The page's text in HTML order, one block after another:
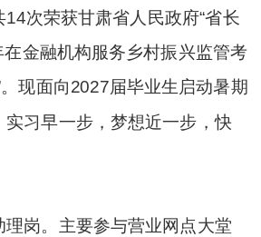
次荣获甘肃省人民政府“省长
在金融机构服务乡村振兴监管考
现面向2027届毕业生启动暑期
实习早一步，梦想近一步，快
理岗。主要参与营业网点大堂